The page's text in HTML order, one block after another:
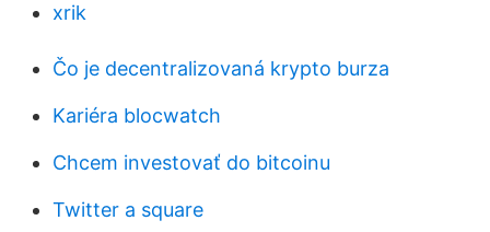
xrik
Čo je decentralizovaná krypto burza
Kariéra blocwatch
Chcem investovať do bitcoinu
Twitter a square